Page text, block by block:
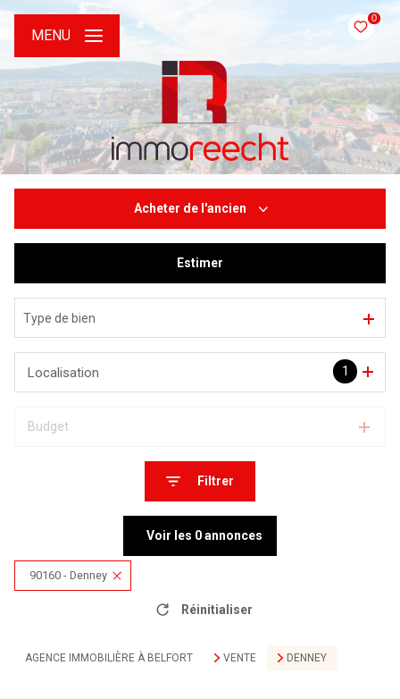
0
MENU
Acheter de l'ancien
De l'immo pro
Estimer
Type de bien
1
Localisation
Budget
Filtrer
Voir les 0annonces
90160 - Denney
Réinitialiser
AGENCE IMMOBILIÈRE À BELFORT VENTE DENNEY